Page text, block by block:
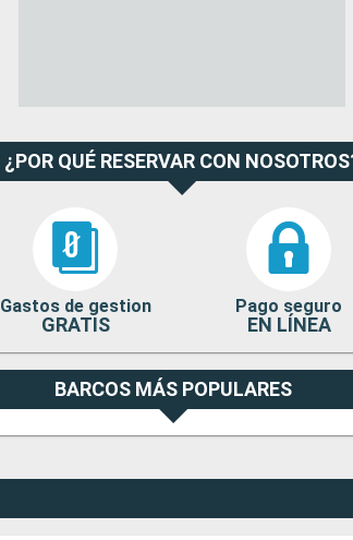
¿POR QUÉ RESERVAR CON
Gastos de gestion
GRATIS
Pago seguro
EN LÍNEA
BARCOS MÁS POPULARES